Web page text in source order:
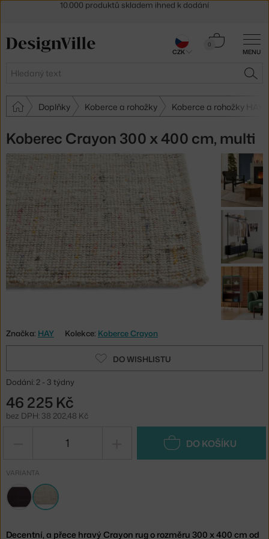
MENU
Hledat
0
Košík
Doplňky Koberce a rohožky Koberce a rohožky HAY
Koberec Crayon 300 x 400 cm, multi
Značka: HAY Kolekce: Koberce Crayon
DO WISHLISTU
Dodání: 2 - 3 týdny
46 225 Kč
bez DPH: 38 202,48 Kč
DO KOŠÍKU
VARIANTA
Decentní, a přece hravý Crayon rug o rozměru 300 x 400 cm od
30 dní na vrácení zboží
CZK